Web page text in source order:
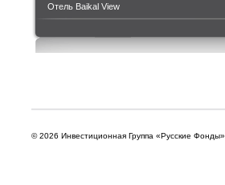
Отель Baikal View
© 2026 Инвестиционная Группа «Русские Фонды»